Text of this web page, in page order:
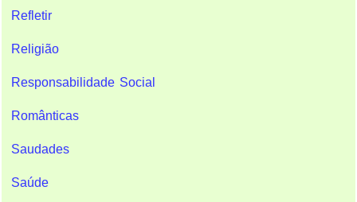
Refletir
Religião
Responsabilidade Social
Românticas
Saudades
Saúde